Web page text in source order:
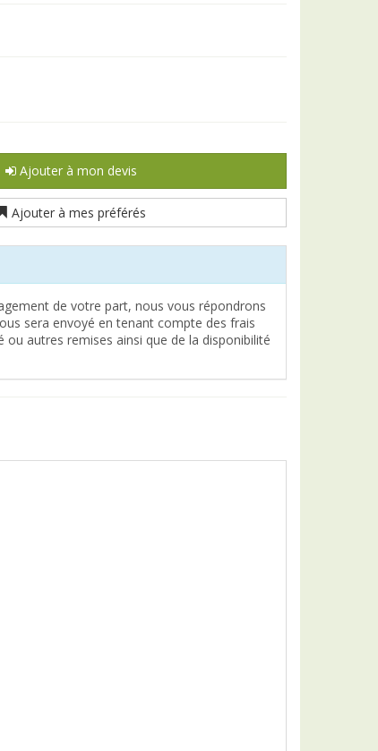
Ajouter à mon devis
Ajouter à mes préférés
de votre part, nous vous répondrons
sera envoyé en tenant compte des frais
ou autres remises ainsi que de la disponibilité